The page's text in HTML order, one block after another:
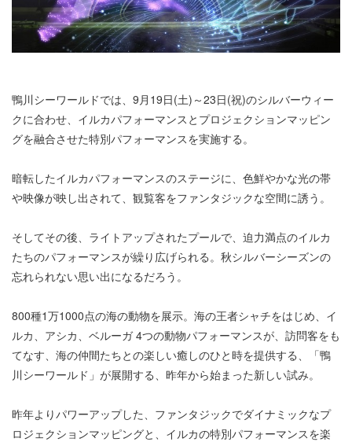
鴨川シーワールドでは、9月19日(土)～23日(祝)のシルバーウィー
クに合わせ、イルカパフォーマンスとプロジェクションマッピン
グを融合させた特別パフォーマンスを実施する。
暗転したイルカパフォーマンスのステージに、色鮮やかな光の帯
や映像が映し出されて、観覧客をファンタジックな空間に誘う。
そしてその後、ライトアップされたプールで、迫力満点のイルカ
たちのパフォーマンスが繰り広げられる。秋シルバーシーズンの
忘れられない思い出になるだろう。
800種1万1000点の海の動物を展示。海の王者シャチをはじめ、イ
ルカ、アシカ、ベルーガ 4つの動物パフォーマンスが、訪問客をも
てなす、海の仲間たちとの楽しい癒しのひと時を提供する、「鴨
川シーワールド」が展開する、昨年から始まった新しい試み。
昨年よりパワーアップした、ファンタジックでダイナミックなプ
ロジェクションマッピングと、イルカの特別パフォーマンスを楽